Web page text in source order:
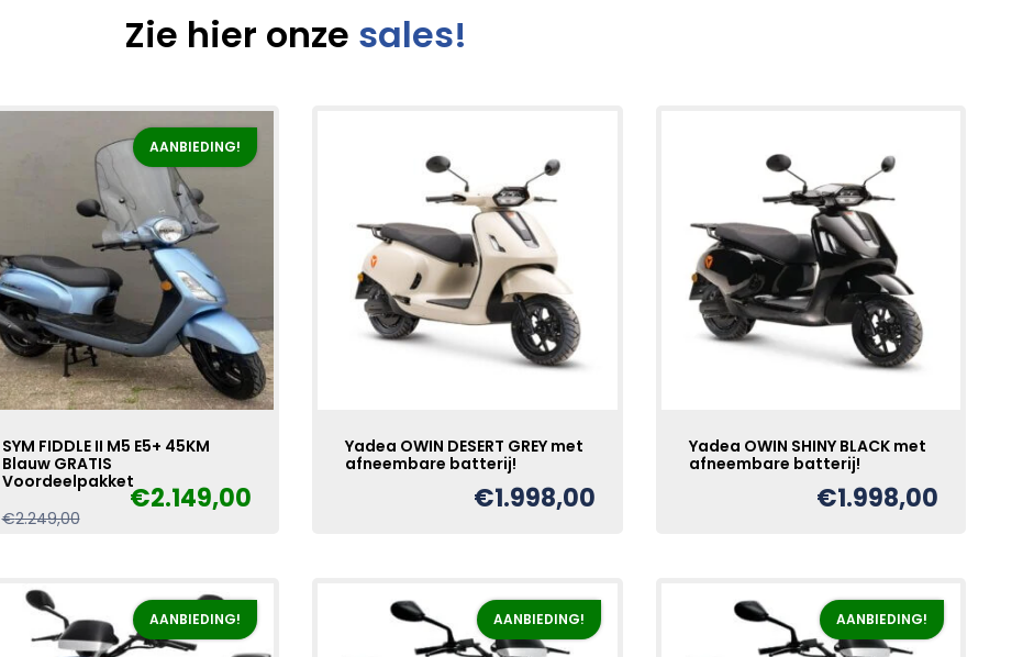
Zie hier onze sales!
AANBIEDING!
SYM FIDDLE II M5 E5+ 45KM
Blauw GRATIS
Voordeelpakket
€2.249,00Oorspronkelijke
€2.149,00
Huidige
Yadea OWIN DESERT GREY met
afneembare batterij!
€1.998,00
Yadea OWIN SHINY BLACK met
afneembare batterij!
€1.998,00
AANBIEDING! AANBIEDING! AANBIEDING!